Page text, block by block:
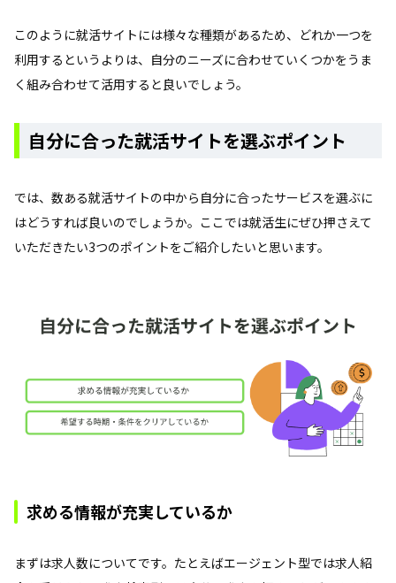
このように就活サイトには様々な種類があるため、どれか一つを
利用するというよりは、自分のニーズに合わせていくつかをうま
く組み合わせて活用すると良いでしょう。
自分に合った就活サイトを選ぶポイント
では、数ある就活サイトの中から自分に合ったサービスを選ぶに
はどうすれば良いのでしょうか。ここでは就活生にぜひ押さえて
いただきたい3つのポイントをご紹介したいと思います。
求める情報が充実しているか
まずは求人数についてです。たとえばエージェント型では求人紹